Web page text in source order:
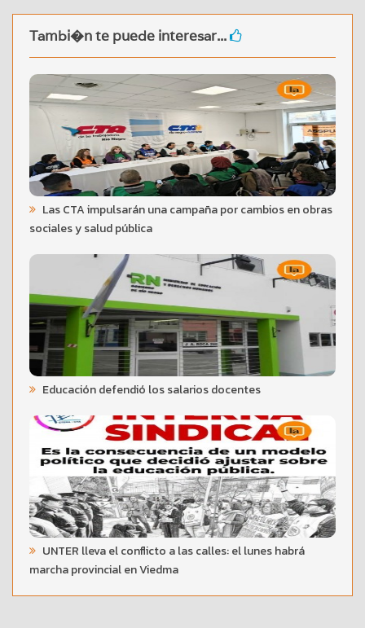
Tambi�n te puede interesar...
Las CTA impulsarán una campaña por cambios en obras
sociales y salud pública
Educación defendió los salarios docentes
UNTER lleva el conflicto a las calles: el lunes habrá
marcha provincial en Viedma